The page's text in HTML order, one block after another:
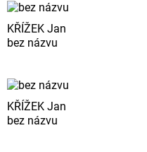
KŘÍŽEK Jan
bez názvu
KŘÍŽEK Jan
bez názvu